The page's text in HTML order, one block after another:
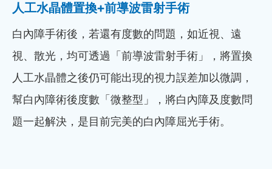
人工水晶體置換+前導波雷射手術
白內障手術後，若還有度數的問題，如近視、遠
視、散光，均可透過「前導波雷射手術」，將置換
人工水晶體之後仍可能出現的視力誤差加以微調，
幫白內障術後度數「微整型」，將白內障及度數問
題一起解決，是目前完美的白內障屈光手術。